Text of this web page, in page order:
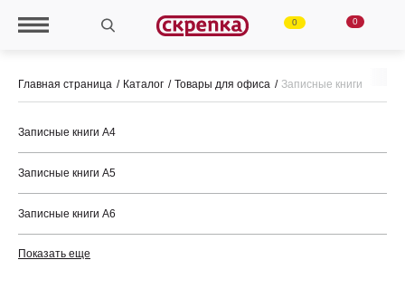
0 0
Главная страница Каталог Товары для офиса Записные книги
Записные книги А4
Записные книги А5
Записные книги А6
Показать еще